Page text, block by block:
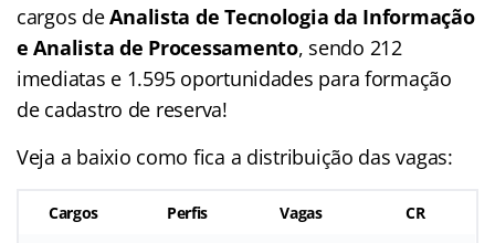
cargos deAnalista de Tecnologia da Informação
e Analista de Processamento, sendo 212
imediatas e 1.595 oportunidades para formação
de cadastro de reserva!
Veja a baixio como fica a distribuição das vagas:
Cargos Perfis Vagas CR